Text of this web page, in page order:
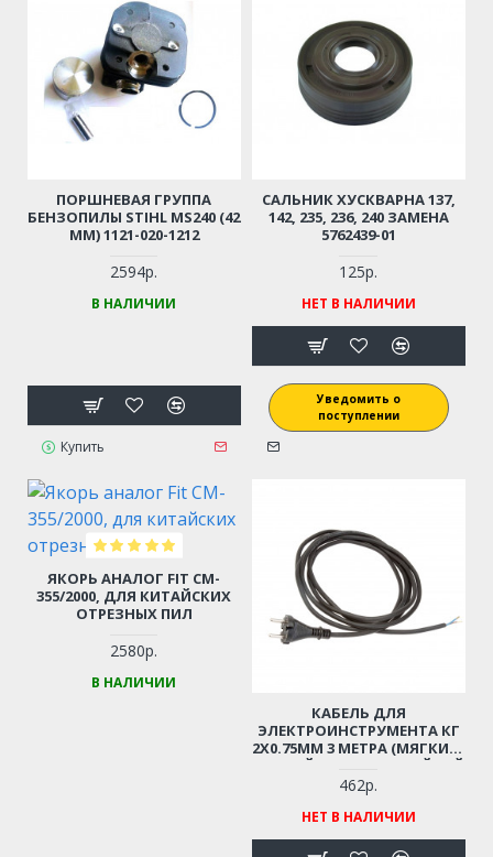
ПОРШНЕВАЯ ГРУППА
БЕНЗОПИЛЫ STIHL MS240 (42
ММ) 1121-020-1212
2594р.
В НАЛИЧИИ
Купить
САЛЬНИК ХУСКВАРНА 137,
142, 235, 236, 240 ЗАМЕНА
5762439-01
125р.
НЕТ В НАЛИЧИИ
Уведомить о
поступлении
ЯКОРЬ АНАЛОГ FIT CM-
355/2000, ДЛЯ КИТАЙСКИХ
ОТРЕЗНЫХ ПИЛ
2580р.
В НАЛИЧИИ
КАБЕЛЬ ДЛЯ
ЭЛЕКТРОИНСТРУМЕНТА КГ
2Х0.75ММ 3 МЕТРА (МЯГКИЙ,
ГИБКИЙ, МОРОЗОСТОЙКИЙ
ДО - 40С)
462р.
НЕТ В НАЛИЧИИ